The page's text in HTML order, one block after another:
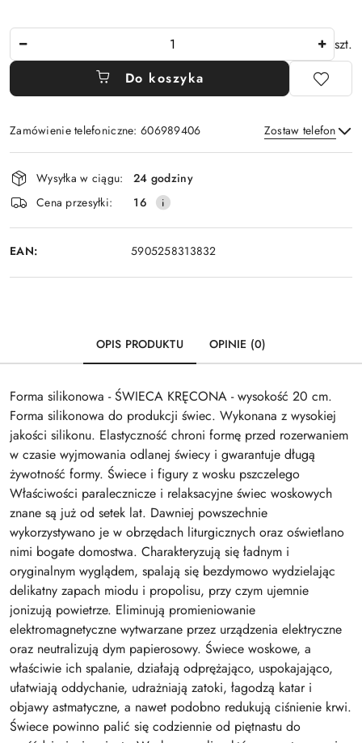
szt.
Do koszyka
Zamówienie telefoniczne: 606989406 Zostaw telefon
Wyślij
Dostępność
i
dostawa
Wysyłka w ciągu:
24 godziny
Cena przesyłki:
16
EAN: 5905258313832
OPIS PRODUKTU OPINIE (0)
Forma silikonowa - ŚWIECA KRĘCONA - wysokość 20 cm.
Forma silikonowa do produkcji świec. Wykonana z wysokiej
jakości silikonu. Elastyczność chroni formę przed rozerwaniem
w czasie wyjmowania odlanej świecy i gwarantuje długą
żywotność formy. Świece i figury z wosku pszczelego
Właściwości paralecznicze i relaksacyjne świec woskowych
znane są już od setek lat. Dawniej powszechnie
wykorzystywano je w obrzędach liturgicznych oraz oświetlano
nimi bogate domostwa. Charakteryzują się ładnym i
oryginalnym wyglądem, spalają się bezdymowo wydzielając
delikatny zapach miodu i propolisu, przy czym ujemnie
jonizują powietrze. Eliminują promieniowanie
elektromagnetyczne wytwarzane przez urządzenia elektryczne
oraz neutralizują dym papierosowy. Świece woskowe, a
właściwie ich spalanie, działają odprężająco, uspokajająco,
ułatwiają oddychanie, udrażniają zatoki, łagodzą katar i
objawy astmatyczne, a nawet podobno redukują ciśnienie krwi.
Świece powinno palić się codziennie od piętnastu do